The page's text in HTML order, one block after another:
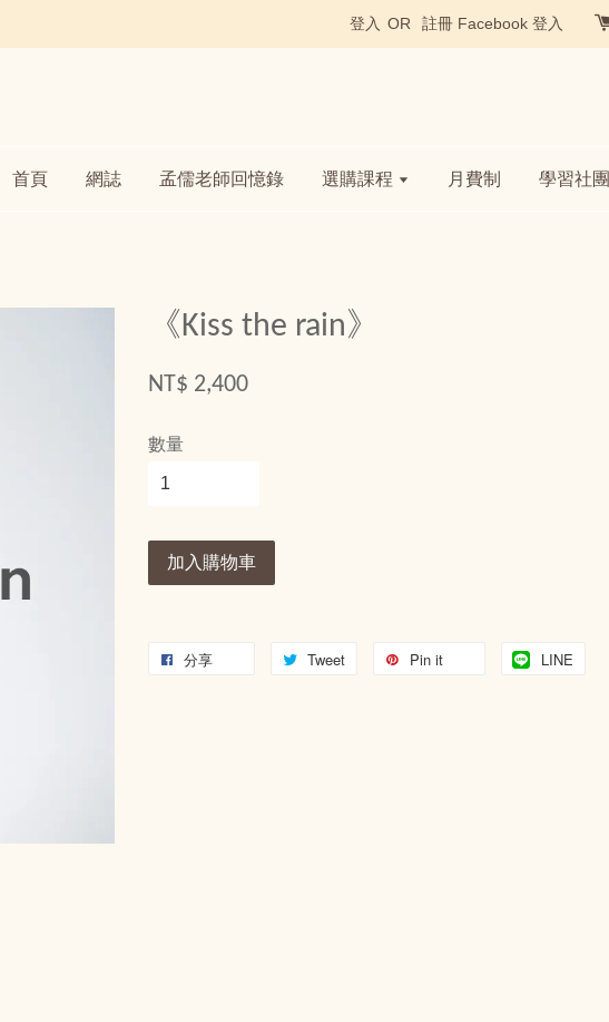
登入 OR 註冊 Facebook 登入
首頁 網誌 孟儒老師回憶錄 選購課程 月費制 學習社團
《Kiss the rain》
NT$ 2,400
數量
加入購物車
分享 Tweet Pin it LINE